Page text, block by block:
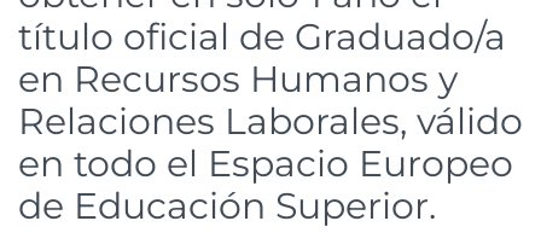
título oficial de Graduado/a
en Recursos Humanos y
Relaciones Laborales, válido
en todo el Espacio Europeo
de Educación Superior.